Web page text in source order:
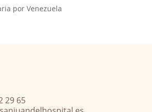
por Venezuela
29 65